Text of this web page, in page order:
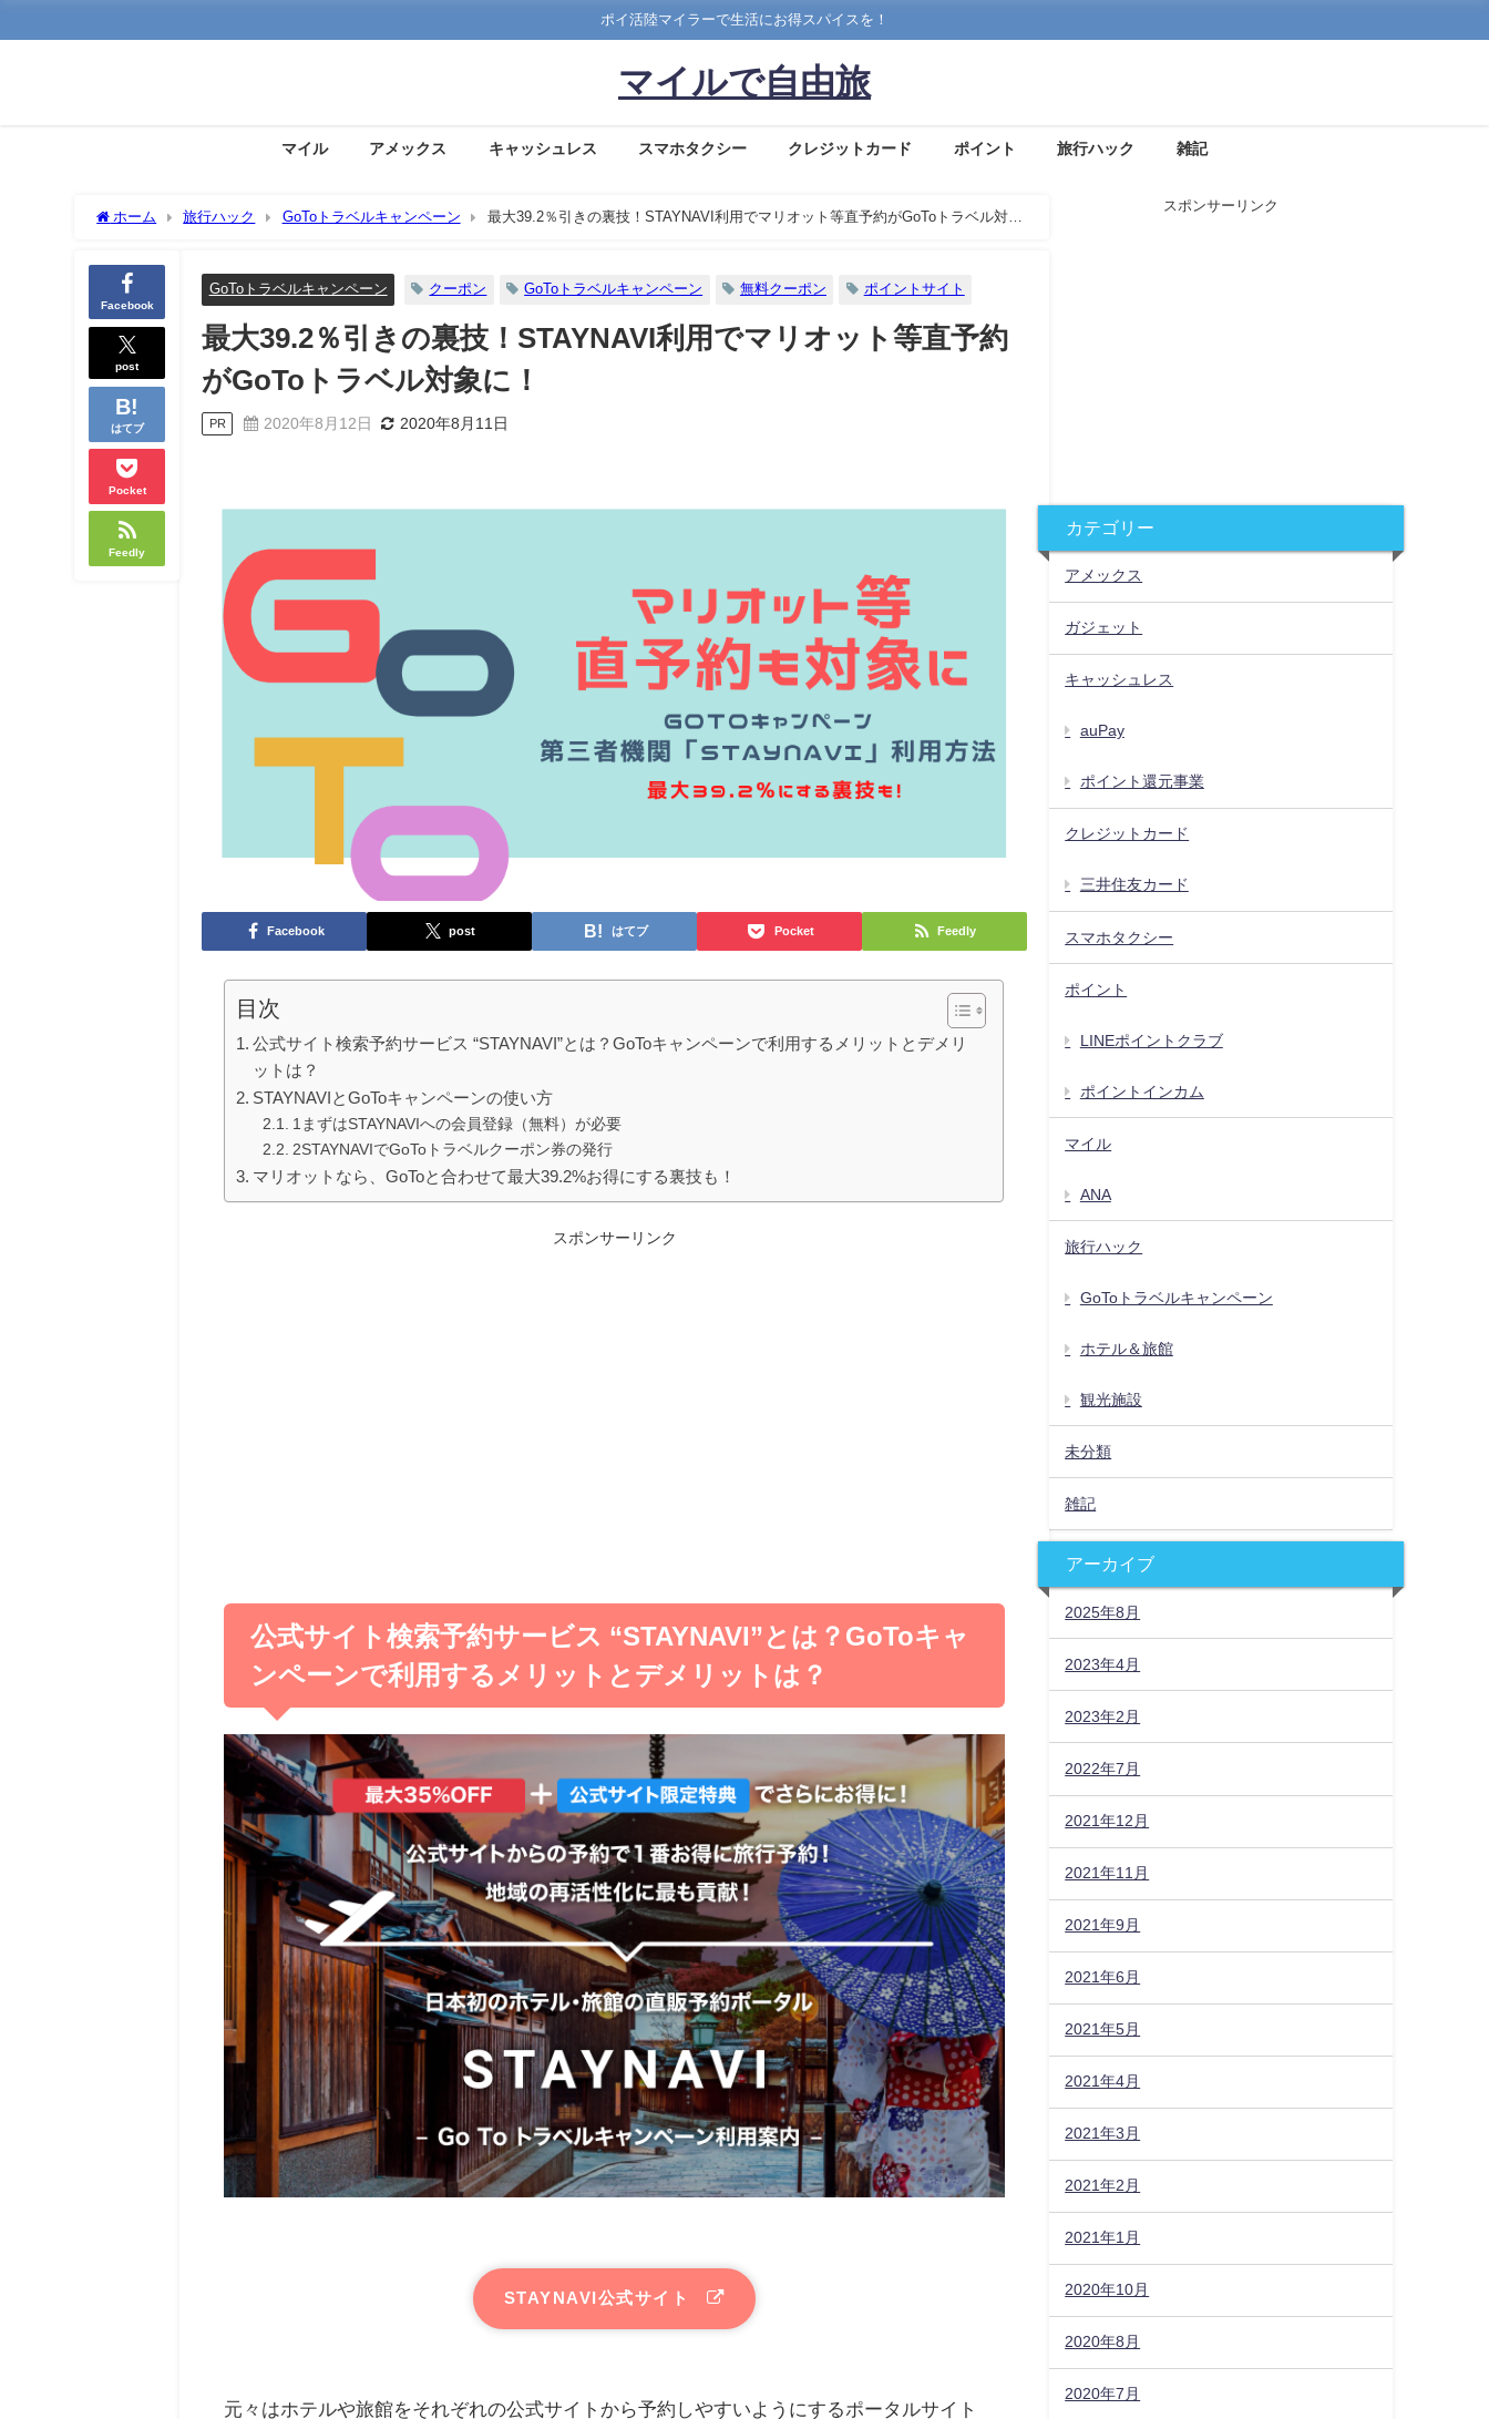
ポイ活陸マイラーで生活にお得スパイスを！
マイルで自由旅
マイル アメックス キャッシュレス スマホタクシー クレジットカード ポイント 旅行ハック 雑記
ホーム 旅行ハック GoToトラベルキャンペーン
最大39.2％引きの裏技！STAYNAVI利用でマリオット等直予約がGoToトラベル対象
Facebook
post
はてブ
Pocket
Feedly
GoToトラベルキャンペーン クーポン GoToトラベルキャンペーン 無料クーポン ポイントサイト
最大39.2％引きの裏技！STAYNAVI利用でマリオット等直予約
がGoToトラベル対象に！
PR 2020年8月12日 2020年8月11日
Facebook post はてブ Pocket Feedly
目次
公式サイト検索予約サービス “STAYNAVI”とは？GoToキャンペーンで利用するメリットとデメリ
ットは？
STAYNAVIとGoToキャンペーンの使い方
1まずはSTAYNAVIへの会員登録（無料）が必要
2STAYNAVIでGoToトラベルクーポン券の発行
マリオットなら、GoToと合わせて最大39.2%お得にする裏技も！
スポンサーリンク
公式サイト検索予約サービス “STAYNAVI”とは？GoToキャ
ンペーンで利用するメリットとデメリットは？
STAYNAVI公式サイト
元々はホテルや旅館をそれぞれの公式サイトから予約しやすいようにするポータルサイト
スポンサーリンク
カテゴリー
アメックス
ガジェット
キャッシュレス
auPay
ポイント還元事業
クレジットカード
三井住友カード
スマホタクシー
ポイント
LINEポイントクラブ
ポイントインカム
マイル
ANA
旅行ハック
GoToトラベルキャンペーン
ホテル＆旅館
観光施設
未分類
雑記
アーカイブ
2025年8月
2023年4月
2023年2月
2022年7月
2021年12月
2021年11月
2021年9月
2021年6月
2021年5月
2021年4月
2021年3月
2021年2月
2021年1月
2020年10月
2020年8月
2020年7月